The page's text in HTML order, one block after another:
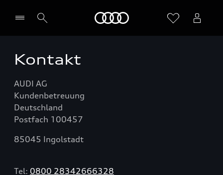
Händler wählen
Kontakt
AUDI AG
Kundenbetreuung
Deutschland
Postfach 100457
85045 Ingolstadt
Tel: 0800 28342666328